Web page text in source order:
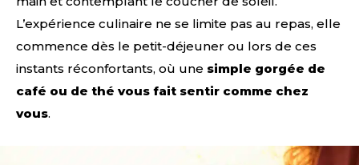
L’expérience culinaire ne se limite pas au repas, elle
commence dès le petit-déjeuner ou lors de ces
instants réconfortants, où une simple gorgée de
café ou de thé vous fait sentir comme chez
vous.